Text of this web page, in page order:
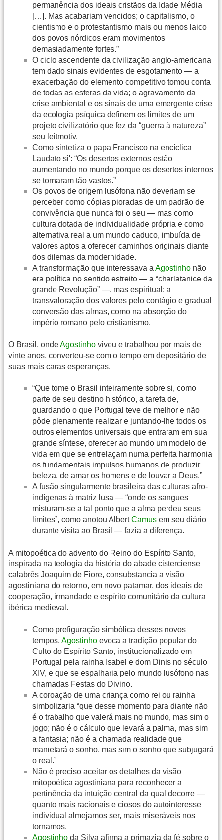
permanência dos ideais cristãos da Idade Média
[…]. Mas acabariam vencidos; o capitalismo, o
cientismo e o protestantismo mais ou menos laico
dos povos nórdicos eram movimentos
demasiadamente fortes.”
O ciclo ascendente da civilização anglo-americana
tem dado sinais evidentes de esgotamento — a
exacerbação do elemento competitivo tomou conta
de todas as esferas da vida; o agravamento da
crise ambiental e os sinais de uma emergente crise
da ecologia psíquica definem os limites de um
projeto civilizatório que fez da “guerra à natureza”
seu leitmotiv.
Como sintetiza o papa Francisco na encíclica
Laudato si': “Os desertos externos estão
aumentando no mundo porque os desertos internos
se tornaram tão vastos.”
Os povos de origem lusófona não deveriam se
perceber como cópias pioradas de um padrão de
convivência que nunca foi o seu — mas como
cultura dotada de individualidade própria e como
alternativa real a um mundo caduco, imbuída de
valores aptos a oferecer caminhos originais diante
dos dilemas da modernidade.
A transformação que interessava a Agostinho não
era política no sentido estreito — a “charlatanice da
grande Revolução” —, mas espiritual: a
transvaloração dos valores pelo contágio e gradual
conversão das almas, como na absorção do
império romano pelo cristianismo.
O Brasil, ondeAgostinho viveu e trabalhou por mais de
vinte anos, converteu-se com o tempo em depositário de
suas mais caras esperanças.
“Que tome o Brasil inteiramente sobre si, como
parte de seu destino histórico, a tarefa de,
guardando o que Portugal teve de melhor e não
pôde plenamente realizar e juntando-lhe todos os
outros elementos universais que entraram em sua
grande síntese, oferecer ao mundo um modelo de
vida em que se entrelaçam numa perfeita harmonia
os fundamentais impulsos humanos de produzir
beleza, de amar os homens e de louvar a Deus.”
A fusão singularmente brasileira das culturas afro-
indígenas à matriz lusa — “onde os sangues
misturam-se a tal ponto que a alma perdeu seus
limites”, como anotou AlbertCamus em seu diário
durante visita ao Brasil — fazia a diferença.
A mitopoética do advento do Reino do Espírito Santo,
inspirada na teologia da história do abade cisterciense
calabrês Joaquim de Fiore, consubstancia a visão
agostiniana do retorno, em novo patamar, dos ideais de
cooperação, irmandade e espírito comunitário da cultura
ibérica medieval.
Como prefiguração simbólica desses novos
tempos, Agostinho evoca a tradição popular do
Culto do Espírito Santo, institucionalizado em
Portugal pela rainha Isabel e dom Dinis no século
XIV, e que se espalharia pelo mundo lusófono nas
chamadas Festas do Divino.
A coroação de uma criança como rei ou rainha
simbolizaria “que desse momento para diante não
é o trabalho que valerá mais no mundo, mas sim o
jogo; não é o cálculo que levará a palma, mas sim
a fantasia; não é a chamada realidade que
manietará o sonho, mas sim o sonho que subjugará
o real.”
Não é preciso aceitar os detalhes da visão
mitopoética agostiniana para reconhecer a
pertinência da intuição central da qual decorre —
quanto mais racionais e ciosos do autointeresse
individual almejamos ser, mais miseráveis nos
tornamos.
Agostinho da Silva afirma a primazia da fé sobre o